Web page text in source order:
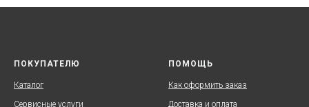
ПОКУПАТЕЛЮ
Каталог
Сервисные услуги
ПОМОЩЬ
Как оформить заказ
Доставка и оплата